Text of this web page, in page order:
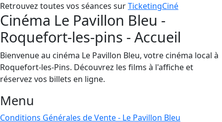
Retrouvez toutes vos séances surTicketingCiné
Cinéma Le Pavillon Bleu -
Roquefort-les-pins - Accueil
Bienvenue au cinéma Le Pavillon Bleu, votre cinéma local à
Roquefort-les-Pins. Découvrez les films à l'affiche et
réservez vos billets en ligne.
Menu
Conditions Générales de Vente - Le Pavillon Bleu